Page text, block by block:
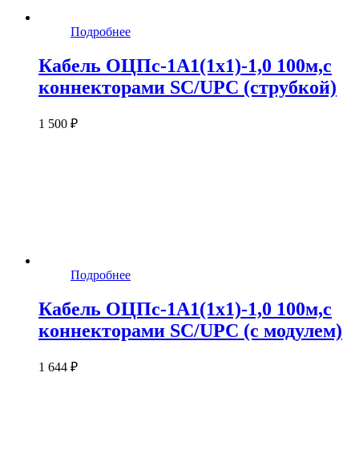
Подробнее
Кабель ОЦПс-1А1(1х1)-1,0 100м,c
коннекторами SC/UPC (струбкой)
1 500 ₽
Подробнее
Кабель ОЦПс-1А1(1х1)-1,0 100м,c
коннекторами SC/UPC (с модулем)
1 644 ₽